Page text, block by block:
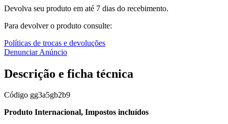
Devolva seu produto em até 7 dias do recebimento.
Para devolver o produto consulte:
Políticas de trocas e devoluções
Denunciar Anúncio
Descrição e ficha técnica
Código gg3a5gb2b9
Produto Internacional, Impostos incluídos